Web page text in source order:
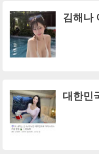
김해나
대한민